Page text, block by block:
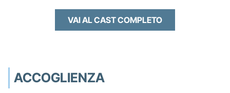
VAI AL CAST COMPLETO
ACCOGLIENZA